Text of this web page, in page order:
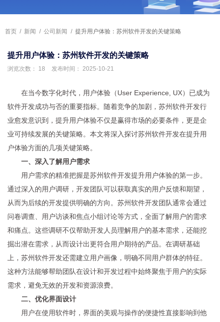
首页 / 新闻 / 公司新闻 / 提升用户体验：苏州软件开发的关键策略
提升用户体验：苏州软件开发的关键策略
浏览次数： 18 发布时间： 2025-10-21
在当今数字化时代，用户体验（User Experience, UX）已成为
软件开发成功与否的重要指标。随着竞争的加剧，苏州软件开发行
业愈发意识到，提升用户体验不仅是赢得市场的必要条件，更是企
业可持续发展的关键策略。本文将深入探讨苏州软件开发在提升用
户体验方面的几项关键策略。
一、深入了解用户需求
用户需求的精准把握是苏州软件开发提升用户体验的第一步。
通过深入的用户调研，开发团队可以获取真实的用户反馈和期望，
从而为后续的开发提供明确的方向。苏州软件开发团队通常会通过
问卷调查、用户访谈和焦点小组讨论等方式，全面了解用户的需求
和痛点。这些调研不仅帮助开发人员理解用户的基本需求，还能挖
掘出潜在需求，从而设计出更符合用户期待的产品。在调研基础
上，苏州软件开发还需建立用户画像，明确不同用户群体的特征。
这种方法能够帮助团队在设计和开发过程中始终聚焦于用户的实际
需求，避免无效的开发和资源浪费。
二、优化界面设计
用户在使用软件时，界面的美观与操作的便捷性直接影响到他